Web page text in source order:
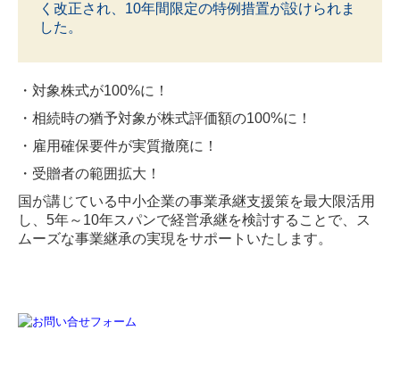
く改正され、10年間限定の特例措置が設けられま
した。
・対象株式が100%に！
・相続時の猶予対象が株式評価額の100%に！
・雇用確保要件が実質撤廃に！
・受贈者の範囲拡大！
国が講じている中小企業の事業承継支援策を最大限活用
し、5年～10年スパンで経営承継を検討することで、ス
ムーズな事業継承の実現をサポートいたします。